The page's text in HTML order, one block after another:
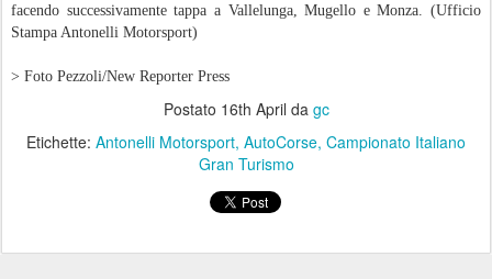
facendo successivamente tappa a Vallelunga, Mugello e Monza. (Ufficio
Stampa Antonelli Motorsport)
> Foto Pezzoli/New Reporter Press
Postato 16th April da gc
Etichette: Antonelli Motorsport AutoCorse Campionato Italiano
Gran Turismo